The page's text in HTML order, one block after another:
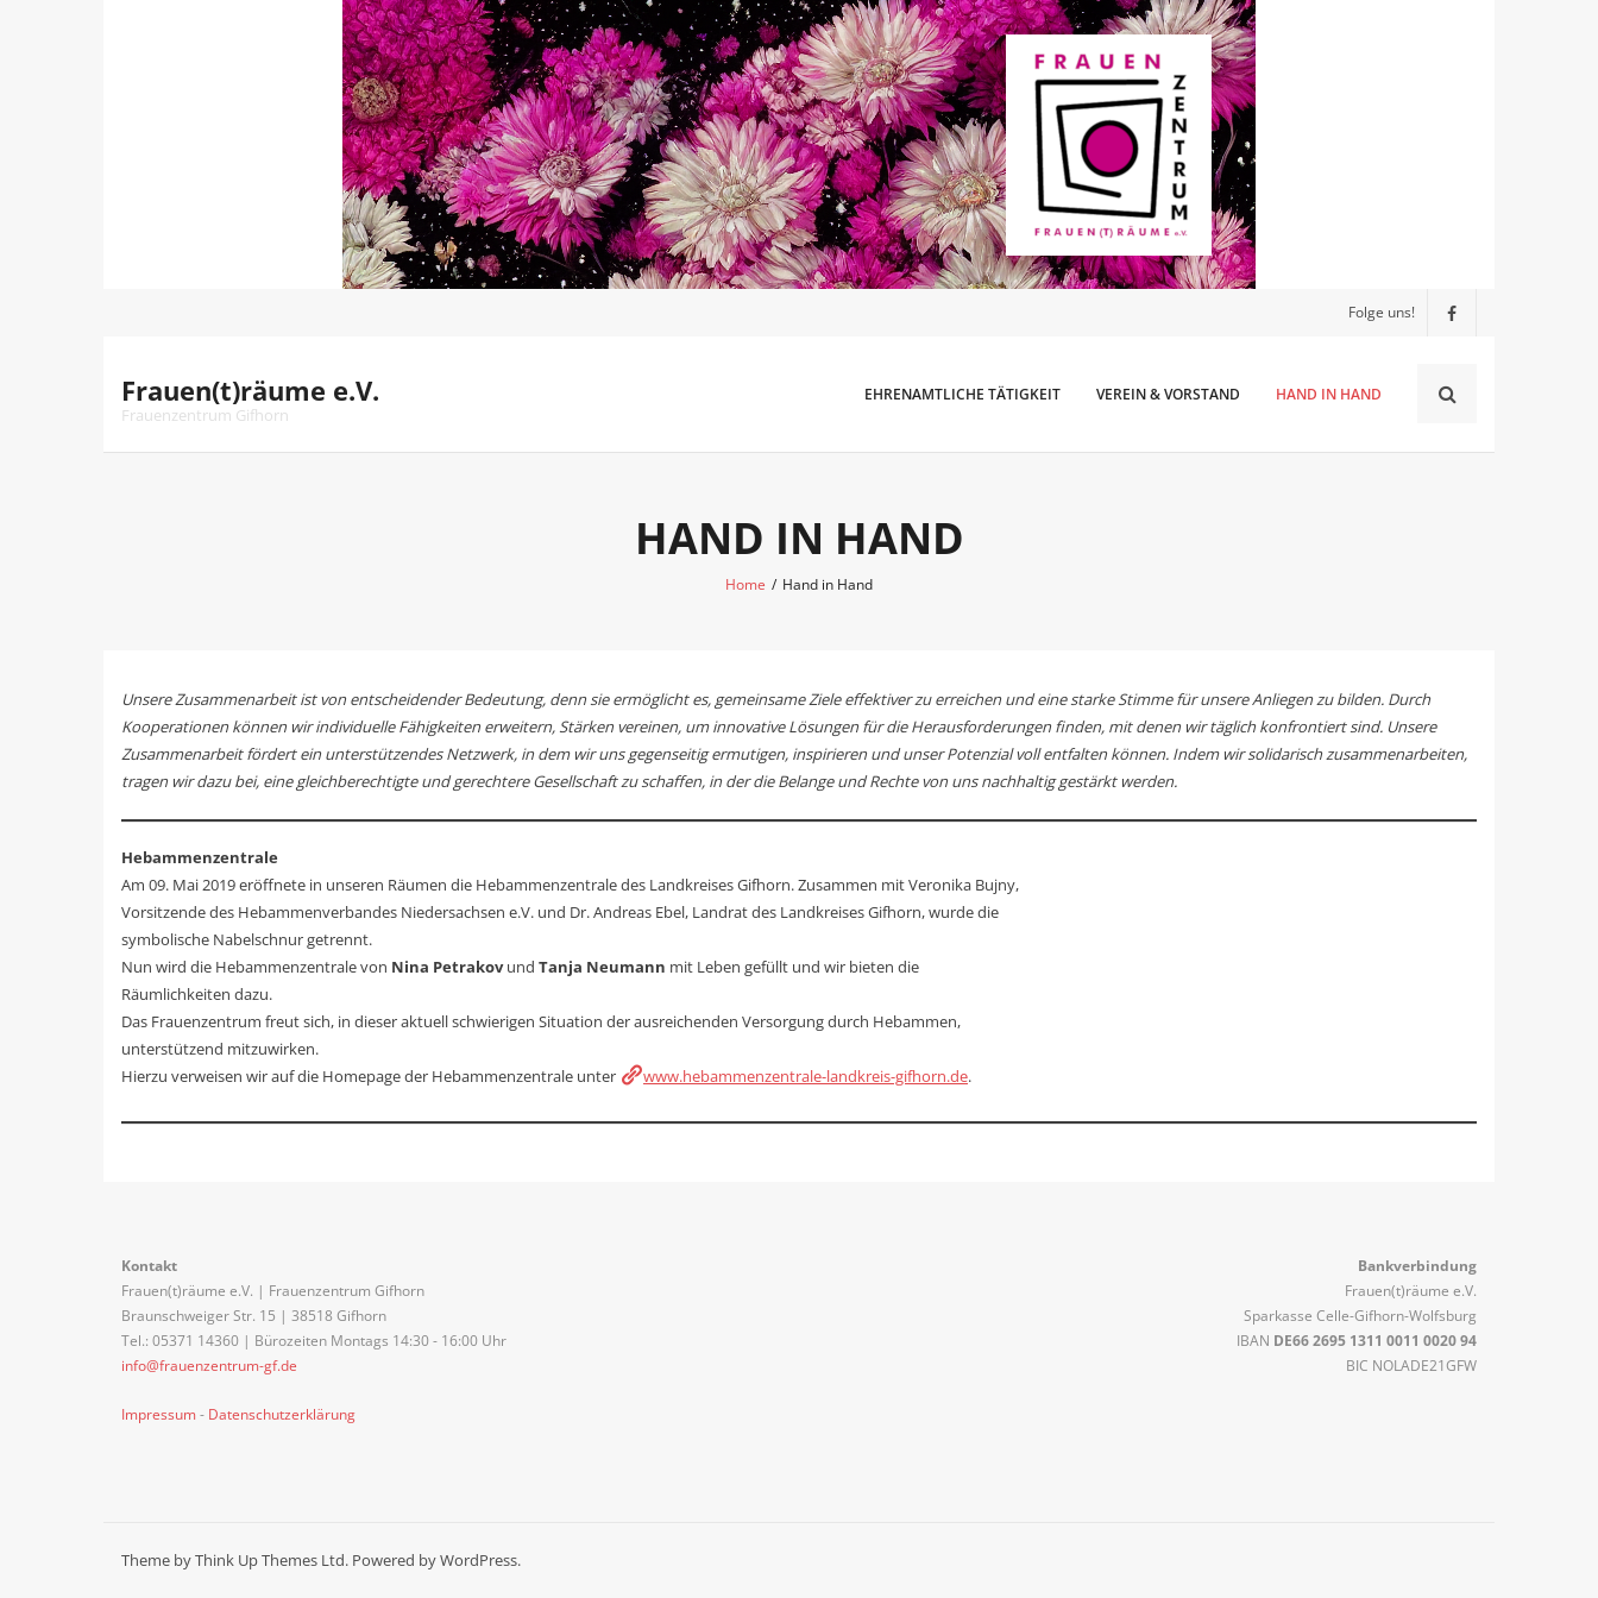
Folge uns!
Frauen(t)räume e.V.
Frauenzentrum Gifhorn
EHRENAMTLICHE TÄTIGKEIT VEREIN & VORSTAND HAND IN HAND
HAND IN HAND
Home / Hand in Hand
Unsere Zusammenarbeit ist von entscheidender Bedeutung, denn sie ermöglicht es, gemeinsame Ziele effektiver zu erreichen und eine starke Stimme für unsere Anliegen zu bilden. Durch
Kooperationen können wir individuelle Fähigkeiten erweitern, Stärken vereinen, um innovative Lösungen für die Herausforderungen finden, mit denen wir täglich konfrontiert sind. Unsere
Zusammenarbeit fördert ein unterstützendes Netzwerk, in dem wir uns gegenseitig ermutigen, inspirieren und unser Potenzial voll entfalten können. Indem wir solidarisch zusammenarbeiten,
tragen wir dazu bei, eine gleichberechtigte und gerechtere Gesellschaft zu schaffen, in der die Belange und Rechte von uns nachhaltig gestärkt werden.
Hebammenzentrale
Am 09. Mai 2019 eröffnete in unseren Räumen die Hebammenzentrale des Landkreises Gifhorn. Zusammen mit Veronika Bujny,
Vorsitzende des Hebammenverbandes Niedersachsen e.V. und Dr. Andreas Ebel, Landrat des Landkreises Gifhorn, wurde die
symbolische Nabelschnur getrennt.
Nun wird die Hebammenzentrale von Nina Petrakovund Tanja Neumann mit Leben gefüllt und wir bieten die
Räumlichkeiten dazu.
Das Frauenzentrum freut sich, in dieser aktuell schwierigen Situation der ausreichenden Versorgung durch Hebammen,
unterstützend mitzuwirken.
Hierzu verweisen wir auf die Homepage der Hebammenzentrale unter
www.hebammenzentrale-landkreis-gifhorn.de.
Kontakt
Frauen(t)räume e.V. | Frauenzentrum Gifhorn
Braunschweiger Str. 15 | 38518 Gifhorn
Tel.: 05371 14360 | Bürozeiten Montags 14:30 - 16:00 Uhr
info@frauenzentrum-gf.de
Impressum- Datenschutzerklärung
Bankverbindung
Frauen(t)räume e.V.
Sparkasse Celle-Gifhorn-Wolfsburg
IBAN DE66 2695 1311 0011 0020 94
BIC NOLADE21GFW
Theme byThink Up Themes Ltd. Powered byWordPress.